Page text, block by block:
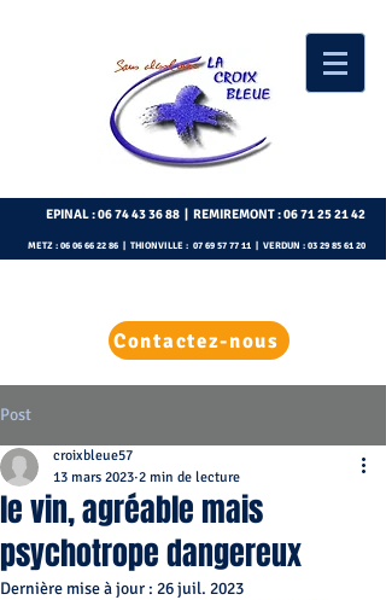
Contactez-nous
EPINAL :06 74 43 36 88 | REMIREMONT :06 71 25 21 42
METZ : 06 06 66 22 86| THIONVILLE : 07 69 57 77 11| VERDUN : 03 29 85 61 20
Post
le vin, agréable mais
psychotrope dangereux
croixbleue57
13 mars 2023 2 min de lecture
Dernière mise à jour : 26 juil. 2023